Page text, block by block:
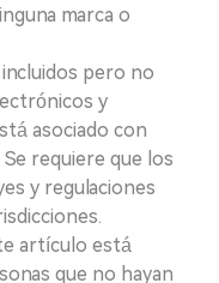
marca o
pero no
y
asociado con
requiere que los
y regulaciones
artículo está
que no hayan